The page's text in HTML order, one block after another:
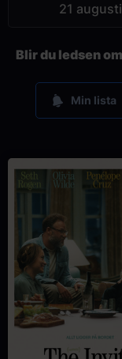
21 augusti
Min lista